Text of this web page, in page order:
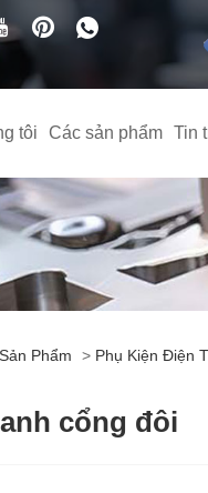
tôi Các sản phẩm Tin
Phẩm > Phụ Kiện Điện
cổng đôi